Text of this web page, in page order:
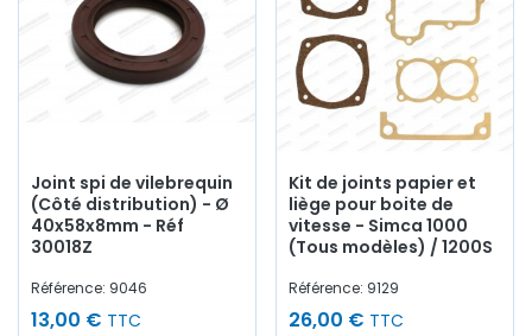
Joint spi de vilebrequin
(Côté distribution) - Ø
40x58x8mm - Réf
30018Z
Référence: 9046
13,00 € TTC
Kit de joints papier et
liège pour boite de
vitesse - Simca 1000
(Tous modèles) / 1200S
Référence: 9129
26,00 € TTC